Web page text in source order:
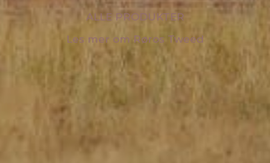
ALLE PRODUKTER
Les mer om Røros Tweed